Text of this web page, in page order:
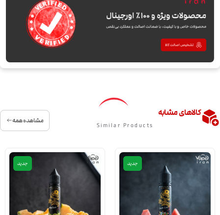
کالاهای مشابه
Similar Products
مشاهده همه
جدید جدید